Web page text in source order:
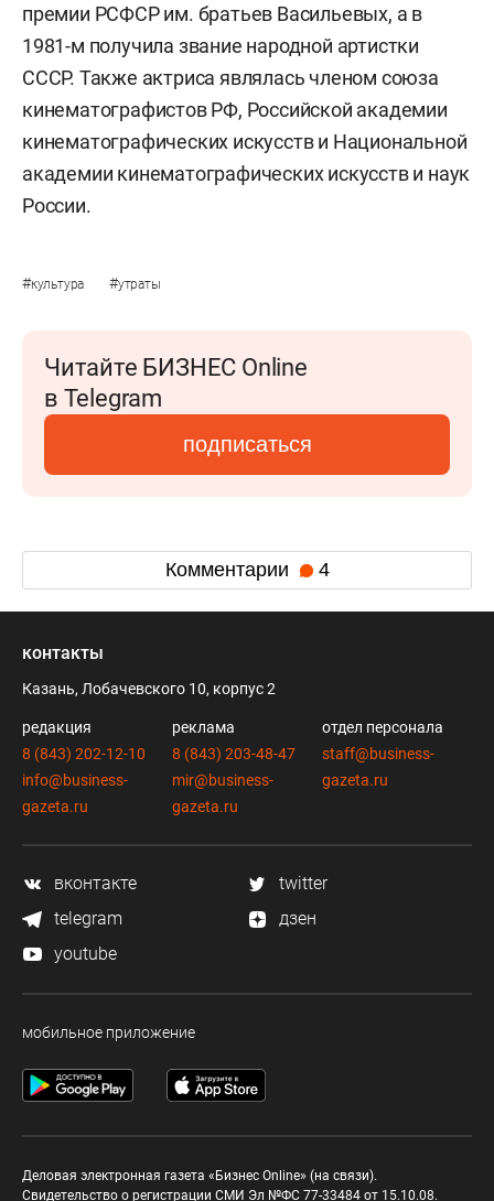
премии РСФСР им. братьев Васильевых, а в
1981-м получила звание народной артистки
СССР. Также актриса являлась членом союза
кинематографистов РФ, Российской академии
кинематографических искусств и Национальной
академии кинематографических искусств и наук
России.
#культура #утраты
Читайте БИЗНЕС Online
в Telegram
подписаться
Комментарии 4
контакты
Казань, Лобачевского 10, корпус 2
редакция
8 (843) 202-12-10
info@business-
gazeta.ru
реклама
8 (843) 203-48-47
mir@business-
gazeta.ru
отдел персонала
staff@business-
gazeta.ru
вконтакте
twitter
telegram
дзен
youtube
мобильное приложение
Деловая электронная газета «Бизнес Online» (на связи).
Свидетельство о регистрации СМИ Эл №ФС 77-33484 от 15.10.08.